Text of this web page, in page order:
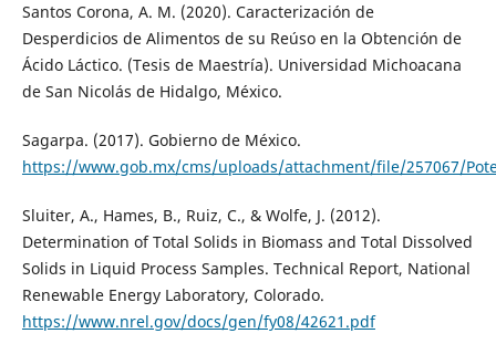
Santos Corona, A. M. (2020). Caracterización de
Desperdicios de Alimentos de su Reúso en la Obtención de
Ácido Láctico. (Tesis de Maestría). Universidad Michoacana
de San Nicolás de Hidalgo, México.
Sagarpa. (2017). Gobierno de México.
https://www.gob.mx/cms/uploads/attachment/file/257067/
Sluiter, A., Hames, B., Ruiz, C., & Wolfe, J. (2012).
Determination of Total Solids in Biomass and Total Dissolved
Solids in Liquid Process Samples. Technical Report, National
Renewable Energy Laboratory, Colorado.
https://www.nrel.gov/docs/gen/fy08/42621.pdf